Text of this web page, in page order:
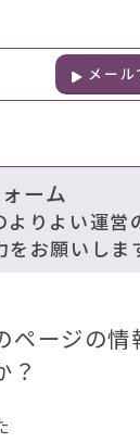
メール
ーム
よりよい運営
をお願いしま
ページの情
？